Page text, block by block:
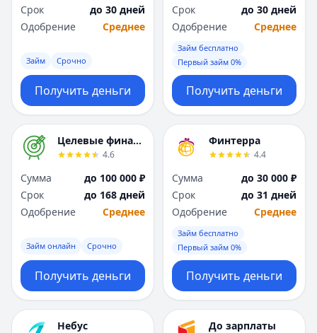
Срок
до 30 дней
Одобрение
Среднее
Займ Срочно
Получить деньги
Срок
до 30 дней
Одобрение
Среднее
Займ бесплатно
Первый займ 0%
Получить деньги
Целевые финансы
4.6
Сумма
до 100 000 ₽
Срок
до 168 дней
Одобрение
Среднее
Займ онлайн Срочно
Получить деньги
Финтерра
4.4
Сумма
до 30 000 ₽
Срок
до 31 дней
Одобрение
Среднее
Займ бесплатно
Первый займ 0%
Получить деньги
Небус До зарплаты